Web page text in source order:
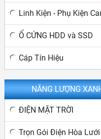
Linh Kiện - Phụ Kiện
Ổ CỨNG HDD và SSD
Cáp Tín Hiệu
NĂNG LƯỢNG
ĐIỆN MẶT TRỜI
Trọn Gói Điện Hòa Lưới